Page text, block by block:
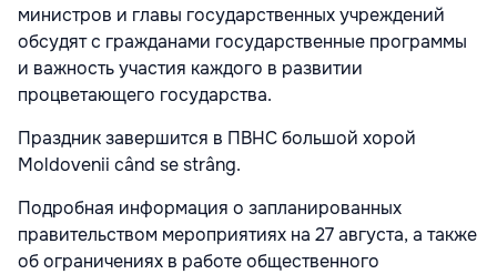
министров и главы государственных учреждений
обсудят с гражданами государственные программы
и важность участия каждого в развитии
процветающего государства.
Праздник завершится в ПВНС большой хорой
Moldovenii când se strâng.
Подробная информация о запланированных
правительством мероприятиях на 27 августа, а также
об ограничениях в работе общественного